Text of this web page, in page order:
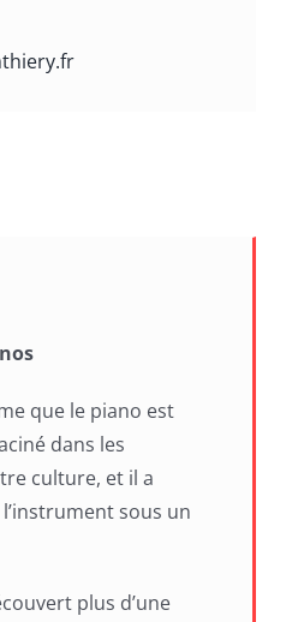
que le piano est
dans les
culture, et il a
sous un
plus d’une